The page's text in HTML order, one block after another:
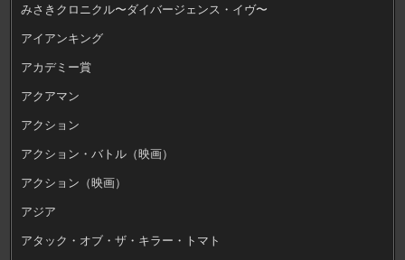
みさきクロニクル〜ダイバージェンス・イヴ〜
アイアンキング
アカデミー賞
アクアマン
アクション
アクション・バトル（映画）
アクション（映画）
アジア
アタック・オブ・ザ・キラー・トマト